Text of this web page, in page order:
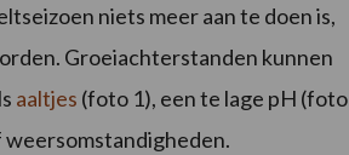
niets meer aan te doen is,
Groeiachterstanden kunnen
aaltjes (foto 1), een te lage pH (foto